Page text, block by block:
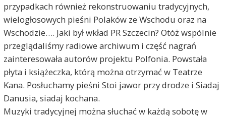
przypadkach również rekonstruowaniu tradycyjnych,
wielogłosowych pieśni Polaków ze Wschodu oraz na
Wschodzie…. Jaki był wkład PR Szczecin? Otóż wspólnie
przeglądaliśmy radiowe archiwum i część nagrań
zainteresowała autorów projektu Polfonia. Powstała
płyta i książeczka, którą można otrzymać w Teatrze
Kana. Posłuchamy pieśni Stoi jawor przy drodze i Siadaj
Danusia, siadaj kochana.
Muzyki tradycyjnej można słuchać w każdą sobotę w